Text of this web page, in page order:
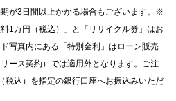
が3日間以上かかる場合もございます。※
1万円（税込）」と「リサイクル券」はお
写真内にある「特別金利」はローン販売
ース契約）では適用外となります。ご注
税込）を指定の銀行口座へお振込みいただ